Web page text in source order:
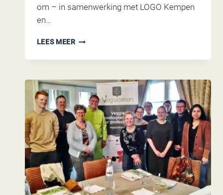
om – in samenwerking met LOGO Kempen
en…
LEES MEERWORKSHOPS
ONTBIJTEN
RETIE
BEWEEGT